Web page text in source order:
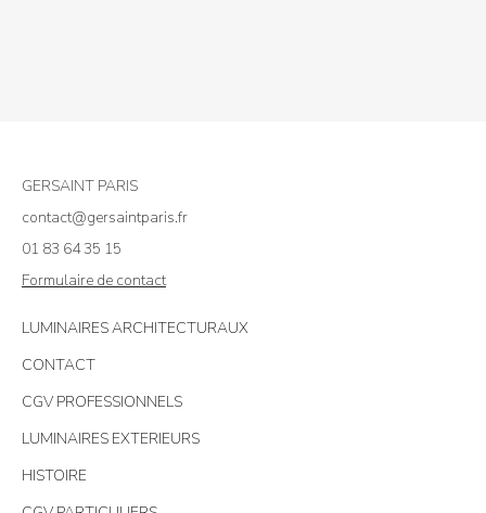
GERSAINT PARIS
contact@gersaintparis.fr
01 83 64 35 15
Formulaire de contact
LUMINAIRES ARCHITECTURAUX
CONTACT
CGV PROFESSIONNELS
LUMINAIRES EXTERIEURS
HISTOIRE